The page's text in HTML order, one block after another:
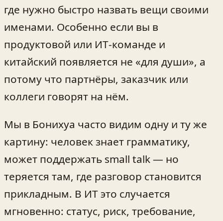
где нужно быстро назвать вещи своими
именами. Особенно если вы в
продуктовой или ИТ‑команде и
китайский появляется не «для души», а
потому что партнёры, заказчик или
коллеги говорят на нём.
Мы в Бонихуа часто видим одну и ту же
картину: человек знает грамматику,
может поддержать small talk — но
теряется там, где разговор становится
прикладным. В ИТ это случается
мгновенно: статус, риск, требование,